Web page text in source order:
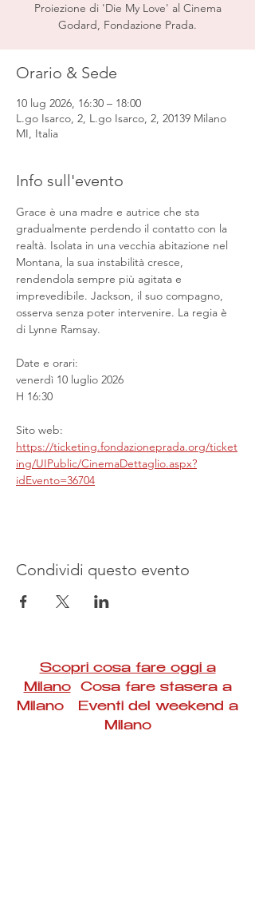
Proiezione di 'Die My Love' al Cinema
Godard, Fondazione Prada.
Orario & Sede
10 lug 2026, 16:30 – 18:00
L.go Isarco, 2, L.go Isarco, 2, 20139 Milano
MI, Italia
Info sull'evento
Grace è una madre e autrice che sta
gradualmente perdendo il contatto con la
realtà. Isolata in una vecchia abitazione nel
Montana, la sua instabilità cresce,
rendendola sempre più agitata e
imprevedibile. Jackson, il suo compagno,
osserva senza poter intervenire. La regia è
di Lynne Ramsay.
Date e orari:
venerdì 10 luglio 2026
H 16:30
Sito web:
https://ticketing.fondazioneprada.org/ticket
ing/UIPublic/CinemaDettaglio.aspx?
idEvento=36704
Condividi questo evento
Scopri cosa fare oggi a
MilanoCosa fare stasera a
Milano Eventi del weekend a
Milano